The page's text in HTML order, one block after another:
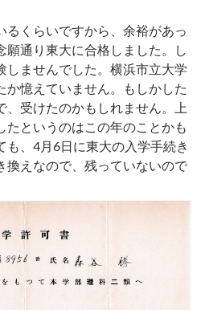
るくらいですから、余裕があっ
願通り東大に合格しました。し
しませんでした。横浜市立大学
か憶えていません。もしかした
、受けたのかもしれません。上
たというのはこの年のことかも
も、4月6日に東大の入学手続き
換えなので、残っていないので